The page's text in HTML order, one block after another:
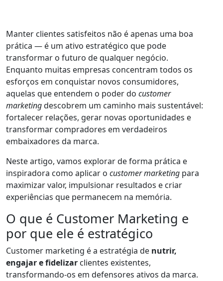
Manter clientes satisfeitos não é apenas uma boa
prática — é um ativo estratégico que pode
transformar o futuro de qualquer negócio.
Enquanto muitas empresas concentram todos os
esforços em conquistar novos consumidores,
aquelas que entendem o poder do customer
marketingdescobrem um caminho mais sustentável:
fortalecer relações, gerar novas oportunidades e
transformar compradores em verdadeiros
embaixadores da marca.
Neste artigo, vamos explorar de forma prática e
inspiradora como aplicar o customer marketing para
maximizar valor, impulsionar resultados e criar
experiências que permanecem na memória.
O que é Customer Marketing e
por que ele é estratégico
Customer marketing é a estratégia de nutrir,
engajar e fidelizar clientes existentes,
transformando-os em defensores ativos da marca.